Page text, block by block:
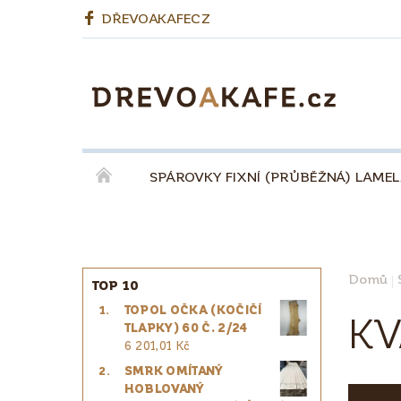
DŘEVOAKAFECZ
SPÁROVKY FIXNÍ (PRŮBĚŽNÁ)
KÁVA QUINTA ŘEZIVO ESPRESSO 100% -
PRO ŘEMESLNÍKY PRO DESIGNÉRY
TOP 10
TOPOL OČKA (KOČIČÍ
TLAPKY) 60 Č. 2/24
6 201,01 Kč
SMRK OMÍTANÝ
HOBLOVANÝ
Domů